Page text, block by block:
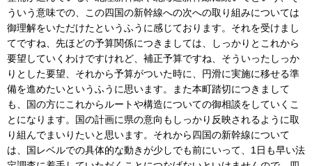
ういう意味での、この四国の新幹線への次への取り組みについては
御理解をいただけたというふうに感じております。それを受けまし
てですね、先ほどの予算関係につきましては、しっかりとこれから
要望していくわけですけれど、補正予算ですね、そういったしっか
りとした要望、それから予算がついた時に、円滑に実施に移せる準
備を進めたいというふうに思います。また本町踏切につきまして
も、国の方にこれからルートや構造についての御相談をしていくこ
とになります。国の計画に県の意向もしっかり反映されるように取
り組んでまいりたいと思います。それから四国の新幹線について
は、国レベルでの具体的な動きが少しでも前にいって、1日も早い法